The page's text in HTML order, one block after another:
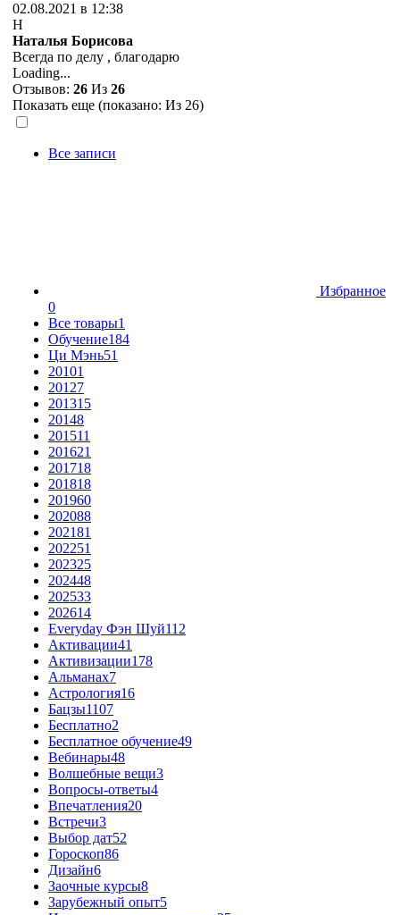
02.08.2021 в 12:38
Н
Наталья Борисова
Всегда по делу , благодарю
Loading...
Отзывов: 26 Из 26
Показать еще (показано: Из 26)
Все записи
Избранное
0
Все товары1
Обучение184
Ци Мэнь51
20101
20127
201315
20148
201511
201621
201718
201818
201960
202088
202181
202251
202325
202448
202533
202614
Everyday Фэн Шуй112
Активации41
Активизации178
Альманах7
Астрология16
Бацзы1107
Бесплатно2
Бесплатное обучение49
Вебинары48
Волшебные вещи3
Вопросы-ответы4
Впечатления20
Встречи3
Выбор дат52
Гороскоп86
Дизайн6
Заочные курсы8
Зарубежный опыт5